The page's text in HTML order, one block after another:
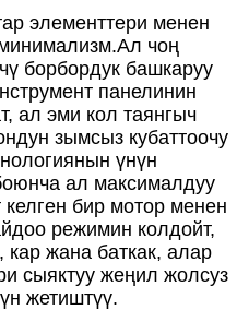
элементтери менен
чоң
борбордук башкаруу
панелинин
ал эми кол таянгыч
зымсыз кубаттоочу
үнүн
ал максималдуу
келген бир мотор менен
режимин колдойт,
жана баткак, алар
сыяктуу жеңил жолсуз
жетиштүү.